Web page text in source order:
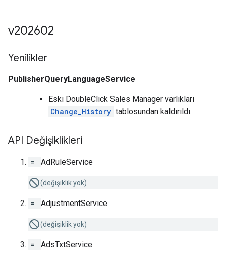
v202602
Yenilikler
PublisherQueryLanguageService
Eski DoubleClick Sales Manager varlıkları
Change_History tablosundan kaldırıldı.
API Değişiklikleri
= AdRuleService
(değişiklik yok)
= AdjustmentService
(değişiklik yok)
= AdsTxtService